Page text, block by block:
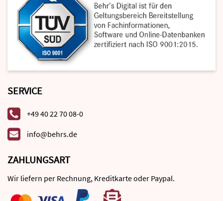
SERVICE
+49 40 22 70 08-0
info@behrs.de
ZAHLUNGSART
Wir liefern per Rechnung, Kreditkarte oder Paypal.